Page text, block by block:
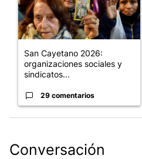
San Cayetano 2026:
organizaciones sociales y
sindicatos...
29 comentarios
Conversación